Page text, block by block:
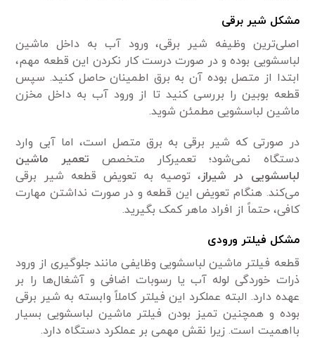
مشکل شیر برقی
اصلی‌ترین وظیفه شیر برقی، ورود آب به داخل ماشین
لباسشویی بوده و در صورت درست کار نکردن این قطعه مهم،
ابتدا از متصل بوده آن به برق اطمینان حاصل کنید. سپس
قطعه بوبین را بررسی کنید تا از ورود آب به داخل مخزن
ماشین لباسشویی مطمئن شوید.
در صورتی که شیر برقی به برق متصل است، اما آبی وارد
دستگاه نمی‌شود؛ تعمیرکار متخصص تعمیر ماشین
لباسشویی در شیراز، توصیه به تعویض قطعه شیر برقی
می‌کند. هنگام تعویض این قطعه و در صورت نداشتن مهارت
کافی، حتماً از افراد ماهر کمک بگیرید.
مشکل فیلتر ورودی
قطعه فیلتر ماشین لباسشویی وظایفی مانند جلوگیری از ورود
ذرات خوردگی لوله آب یا رسوبات اضافی و آشغال‌ها را بر
عهده دارد. البته عملکرد این فیلتر کاملاً وابسته به شیر برقی
بوده و همچنین تمیز بودن فیلتر ماشین لباسشویی بسیار
بااهمیت است. زیرا نقش مهمی بر عملکرد دستگاه دارد.